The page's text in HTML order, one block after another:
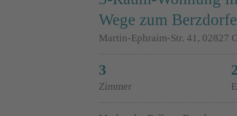
Wege zum
Martin-Ephraim-Str. 41, 02827
3
Zimmer